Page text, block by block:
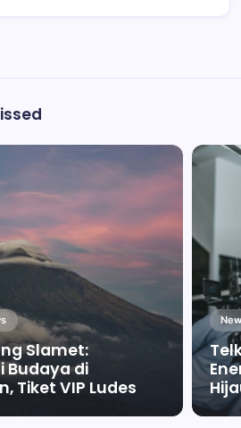
Slamet:
Budaya di
Tiket VIP Ludes
Az Zahra